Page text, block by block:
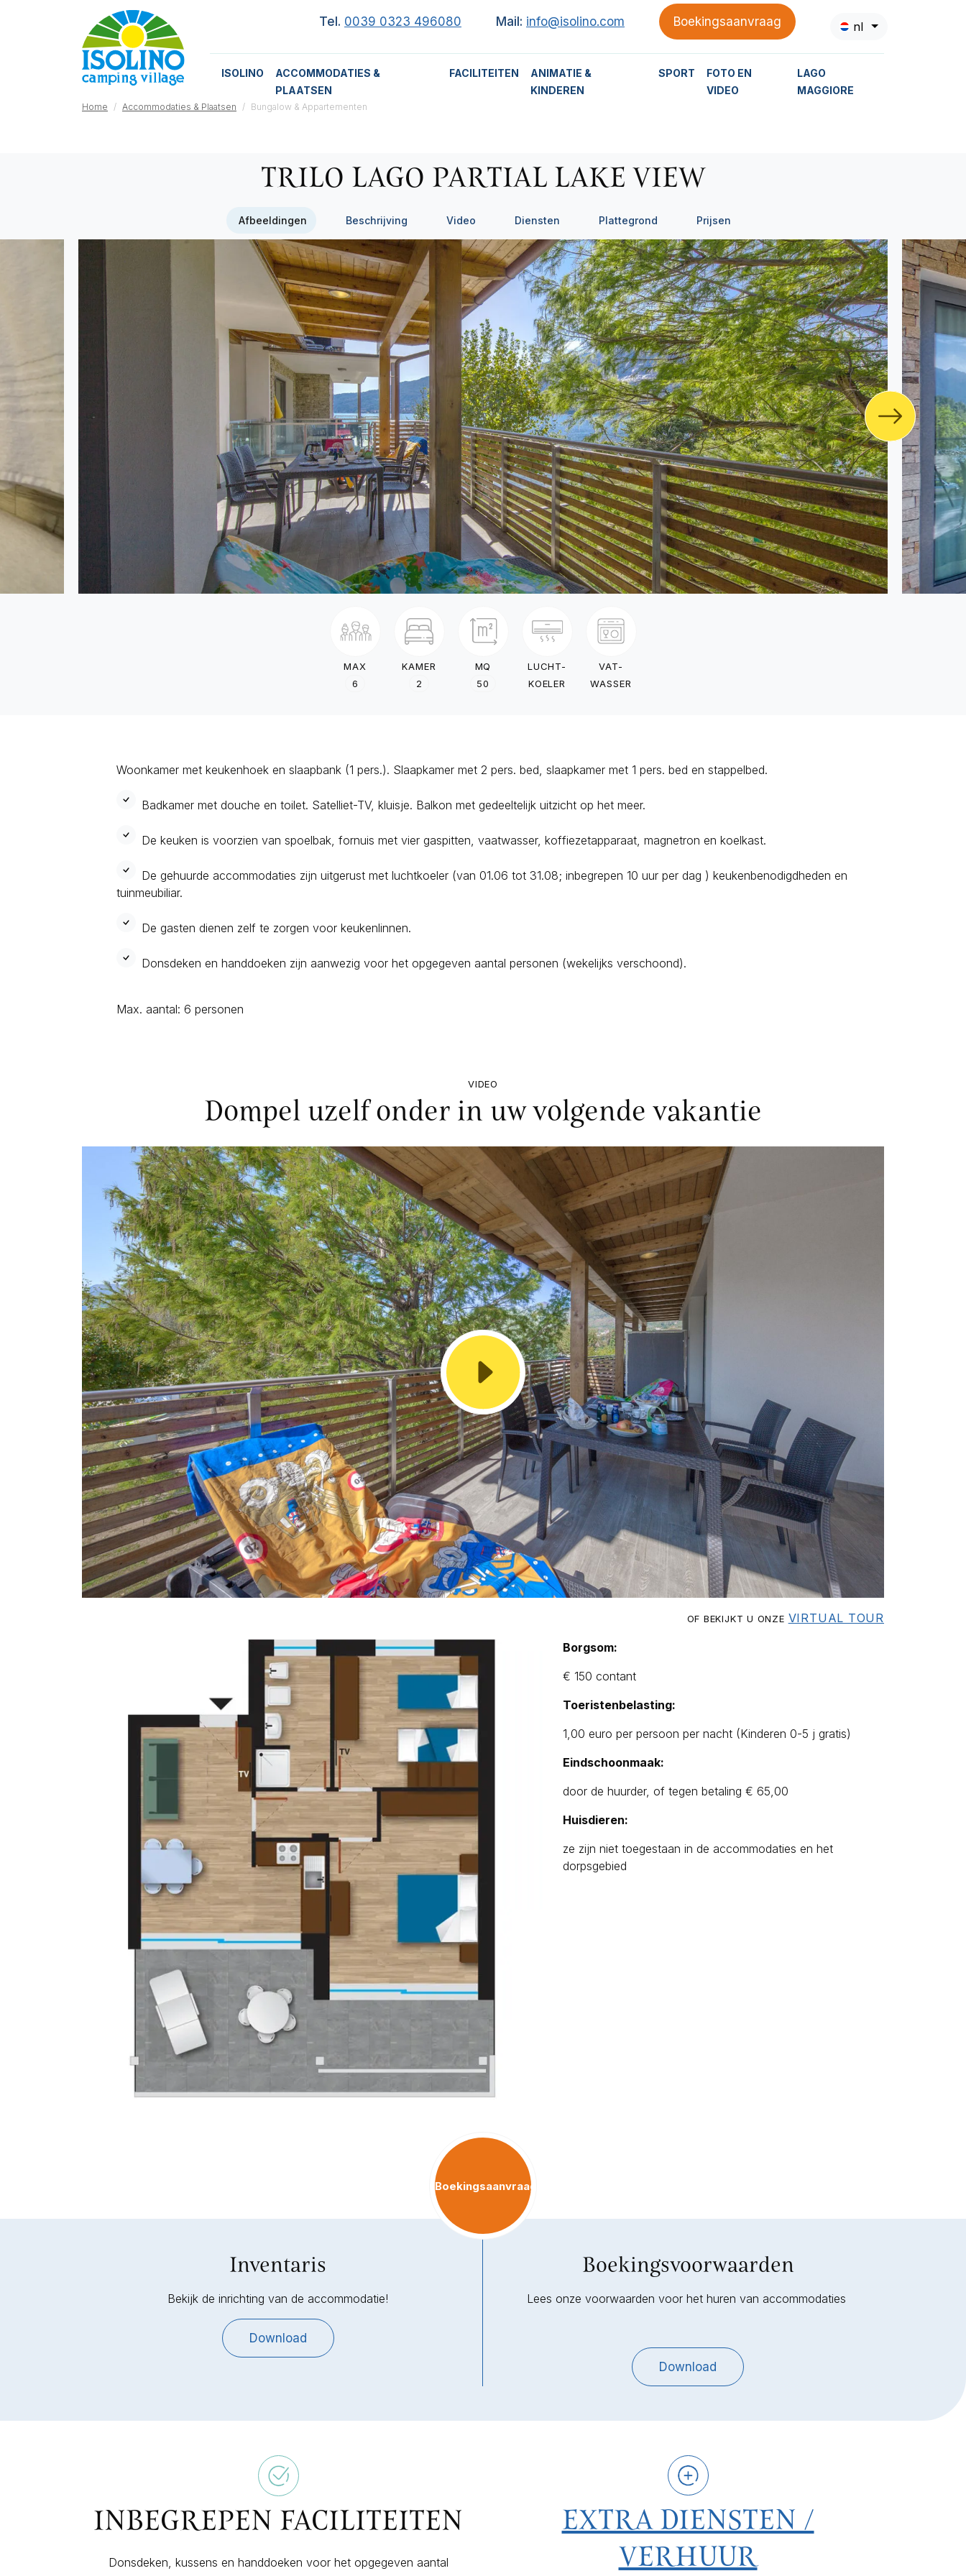
Tel. 0039 0323 496080 Mail: info@isolino.com Boekingsaanvraag nl
ISOLINO
ACCOMMODATIES &
PLAATSEN
FACILITEITEN
ANIMATIE &
KINDEREN
SPORT
FOTO EN
VIDEO
LAGO
MAGGIORE
Home Accommodaties & Plaatsen Bungalow & Appartementen
TRILO LAGO PARTIAL LAKE VIEW
Afbeeldingen Beschrijving Video Diensten Plattegrond Prijsen
MAX
6
KAMER
2
MQ
50
LUCHT-
KOELER
VAT-
WASSER
Woonkamer met keukenhoek en slaapbank (1 pers.). Slaapkamer met 2 pers. bed, slaapkamer met 1 pers. bed en stappelbed.
Badkamer met douche en toilet. Satelliet-TV, kluisje. Balkon met gedeeltelijk uitzicht op het meer.
De keuken is voorzien van spoelbak, fornuis met vier gaspitten, vaatwasser, koffiezetapparaat, magnetron en koelkast.
De gehuurde accommodaties zijn uitgerust met luchtkoeler (van 01.06 tot 31.08; inbegrepen 10 uur per dag ) keukenbenodigdheden en
tuinmeubiliar.
De gasten dienen zelf te zorgen voor keukenlinnen.
Donsdeken en handdoeken zijn aanwezig voor het opgegeven aantal personen (wekelijks verschoond).
Max. aantal: 6 personen
VIDEO
Dompel uzelf onder in uw volgende vakantie
OF BEKIJKT U ONZE VIRTUAL TOUR
Borgsom:
€ 150 contant
Toeristenbelasting:
1,00 euro per persoon per nacht (Kinderen 0-5 j gratis)
Eindschoonmaak:
door de huurder, of tegen betaling € 65,00
Huisdieren:
ze zijn niet toegestaan in de accommodaties en het
dorpsgebied
Boekingsaanvraag
Inventaris
Bekijk de inrichting van de accommodatie!
Download
Boekingsvoorwaarden
Lees onze voorwaarden voor het huren van accommodaties
Download
INBEGREPEN FACILITEITEN
Donsdeken, kussens en handdoeken voor het opgegeven aantal
EXTRA DIENSTEN /
VERHUUR